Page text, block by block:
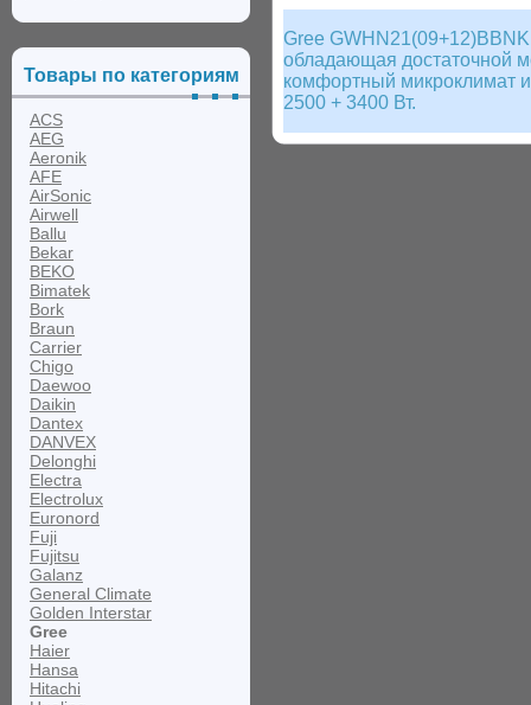
Товары по категориям
ACS
AEG
Aeronik
AFE
AirSonic
Airwell
Ballu
Bekar
BEKO
Bimatek
Bork
Braun
Carrier
Chigo
Daewoo
Daikin
Dantex
DANVEX
Delonghi
Electra
Electrolux
Euronord
Fuji
Fujitsu
Galanz
General Climate
Golden Interstar
Gree
Haier
Hansa
Hitachi
Gree
обладающая достаточной
комфортный микроклимат
2500 + 3400 Вт.